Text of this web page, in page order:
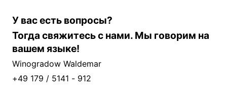
У вас есть вопросы?
Тогда свяжитесь с нами. Мы говорим на
вашем языке!
Winogradow Waldemar
+49 179 / 5141 - 912